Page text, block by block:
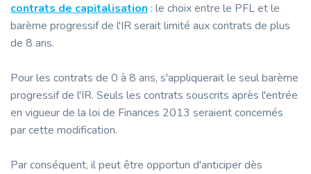
contrats de capitalisation : le choix entre le PFL et le
barème progressif de l'IR serait limité aux contrats de plus
de 8 ans.
Pour les contrats de 0 à 8 ans, s'appliquerait le seul barème
progressif de l'IR. Seuls les contrats souscrits après l'entrée
en vigueur de la loi de Finances 2013 seraient concernés
par cette modification.
Par conséquent, il peut être opportun d'anticiper dès